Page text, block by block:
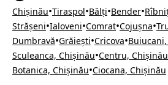
Chișinău•Tiraspol•Bălți•Bender•
Strășeni•Ialoveni•Comrat•Cojușna•
Dumbravă•Grăiești•Cricova•
Sculeanca, Chișinău•Centru, Chișinău
Botanica, Chișinău•Ciocana, Chișinău